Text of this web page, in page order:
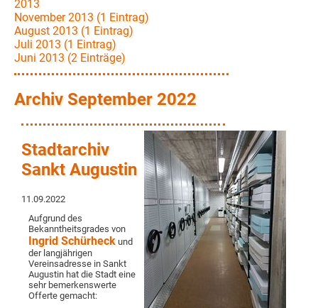
2013
November 2013 (1 Eintrag)
August 2013 (1 Eintrag)
Juli 2013 (1 Eintrag)
Juni 2013 (2 Einträge)
Archiv September 2022
Stadtarchiv
Sankt Augustin
11.09.2022
Aufgrund des
Bekanntheitsgrades von
Ingrid Schürheckund
der langjährigen
Vereinsadresse in Sankt
Augustin hat die Stadt eine
sehr bemerkenswerte
Offerte gemacht: